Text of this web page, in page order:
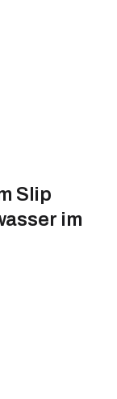
Slip
im